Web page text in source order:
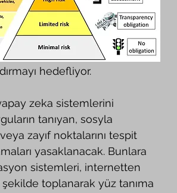
hedefliyor.
tanıyan, sosyla
zayıf noktalarını tespit
yasaklanacak. Bunlara
sistemleri, internetten
toplanarak yüz tanıma